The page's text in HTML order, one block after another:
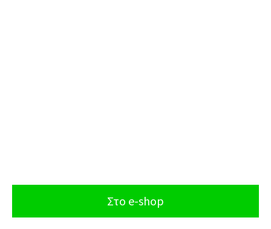
Στο e-shop